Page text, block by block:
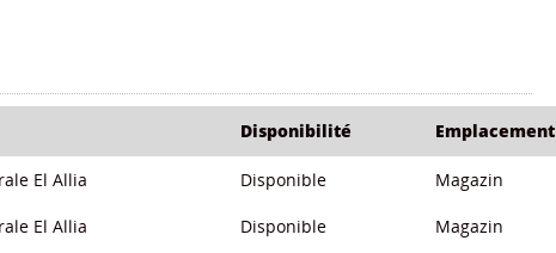
Disponibilité Emplacement
El Allia Disponible Magazin
El Allia Disponible Magazin